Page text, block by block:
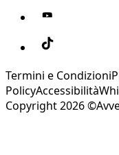
Termini e Condizioni
PolicyAccessibilità
Copyright 2026